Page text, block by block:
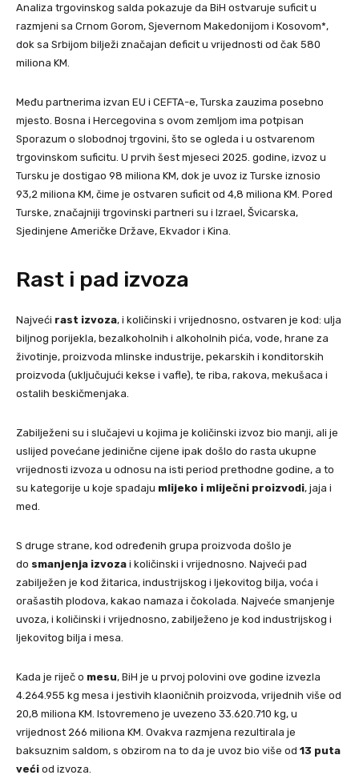
Analiza trgovinskog salda pokazuje da BiH ostvaruje suficit u
razmjeni sa Crnom Gorom, Sjevernom Makedonijom i Kosovom*,
dok sa Srbijom bilježi značajan deficit u vrijednosti od čak 580
miliona KM.
Među partnerima izvan EU i CEFTA-e, Turska zauzima posebno
mjesto. Bosna i Hercegovina s ovom zemljom ima potpisan
Sporazum o slobodnoj trgovini, što se ogleda i u ostvarenom
trgovinskom suficitu. U prvih šest mjeseci 2025. godine, izvoz u
Tursku je dostigao 98 miliona KM, dok je uvoz iz Turske iznosio
93,2 miliona KM, čime je ostvaren suficit od 4,8 miliona KM. Pored
Turske, značajniji trgovinski partneri su i Izrael, Švicarska,
Sjedinjene Američke Države, Ekvador i Kina.
Rast i pad izvoza
Najveći rast izvoza, i količinski i vrijednosno, ostvaren je kod: ulja
biljnog porijekla, bezalkoholnih i alkoholnih pića, vode, hrane za
životinje, proizvoda mlinske industrije, pekarskih i konditorskih
proizvoda (uključujući kekse i vafle), te riba, rakova, mekušaca i
ostalih beskičmenjaka.
Zabilježeni su i slučajevi u kojima je količinski izvoz bio manji, ali je
uslijed povećane jedinične cijene ipak došlo do rasta ukupne
vrijednosti izvoza u odnosu na isti period prethodne godine, a to
su kategorije u koje spadaju mlijeko i mliječni proizvodi, jaja i
med.
S druge strane, kod određenih grupa proizvoda došlo je
do smanjenja izvoza i količinski i vrijednosno. Najveći pad
zabilježen je kod žitarica, industrijskog i ljekovitog bilja, voća i
orašastih plodova, kakao namaza i čokolada. Najveće smanjenje
uvoza, i količinski i vrijednosno, zabilježeno je kod industrijskog i
ljekovitog bilja i mesa.
Kada je riječ o mesu, BiH je u prvoj polovini ove godine izvezla
4.264.955 kg mesa i jestivih klaoničnih proizvoda, vrijednih više od
20,8 miliona KM. Istovremeno je uvezeno 33.620.710 kg, u
vrijednost 266 miliona KM. Ovakva razmjena rezultirala je
baksuznim saldom, s obzirom na to da je uvoz bio više od 13 puta
veći od izvoza.